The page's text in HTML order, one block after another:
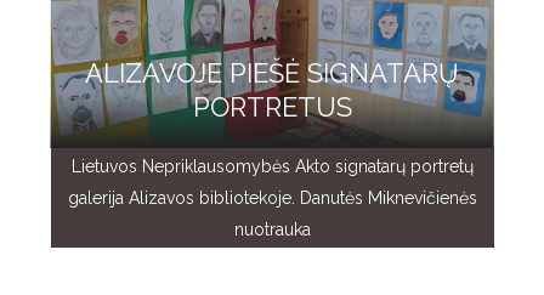
ALIZAVOJE PIEŠĖ SIGNATARŲ
PORTRETUS
Lietuvos Nepriklausomybės Akto signatarų portretų
galerija Alizavos bibliotekoje. Danutės Miknevičienės
nuotrauka